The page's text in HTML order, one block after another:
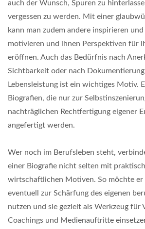
auch der Wunsch, Spuren zu
vergessen zu werden. Mit einer
kann man zudem andere inspirieren
motivieren und ihnen Perspektiven für
eröffnen. Auch das Bedürfnis nach
Sichtbarkeit oder nach Dokumentierung
Lebensleistung ist ein wichtiges Motiv.
Biografien, die nur zur
nachträglichen Rechtfertigung eigener
angefertigt werden.
Wer noch im Berufsleben steht,
einer Biografie nicht selten mit
wirtschaftlichen Motiven. So möchte er
eventuell zur Schärfung des eigenen
nutzen und sie gezielt als Werkzeug für
Coachings und Medienauftritte